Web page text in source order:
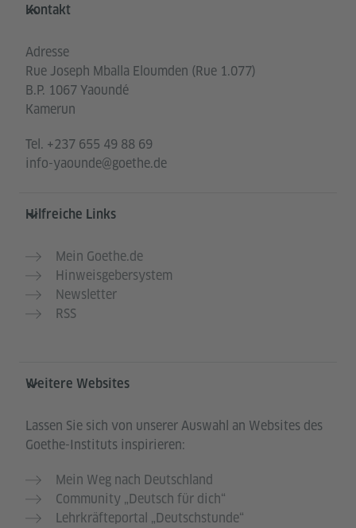
Kontakt
Adresse
Rue Joseph Mballa Eloumden (Rue 1.077)
B.P. 1067 Yaoundé
Kamerun
Tel. +237 655 49 88 69
info-yaounde@goethe.de
Hilfreiche Links
Mein Goethe.de
Hinweisgebersystem
Newsletter
RSS
Weitere Websites
Lassen Sie sich von unserer Auswahl an Websites des
Goethe-Instituts inspirieren:
Mein Weg nach Deutschland
Community „Deutsch für dich“
Lehrkräfteportal „Deutschstunde“